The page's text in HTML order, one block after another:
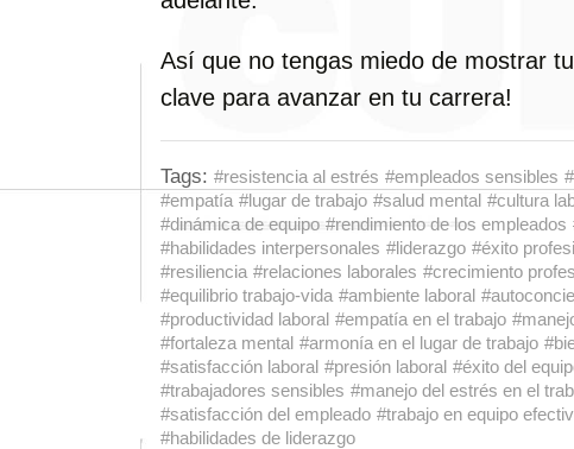
Así que no tengas miedo de mostrar
clave para avanzar en tu carrera!
Tags: #resistencia al estrés #empleados sensibles
#empatía #lugar de trabajo #salud mental #cultura
#dinámica de equipo #rendimiento de los empleados
#habilidades interpersonales #liderazgo #éxito
#resiliencia #relaciones laborales #crecimiento
#equilibrio trabajo-vida #ambiente laboral
#productividad laboral #empatía en el trabajo
#fortaleza mental #armonía en el lugar de trabajo
#satisfacción laboral #presión laboral #éxito del
#trabajadores sensibles #manejo del estrés en el
#satisfacción del empleado #trabajo en equipo
#habilidades de liderazgo